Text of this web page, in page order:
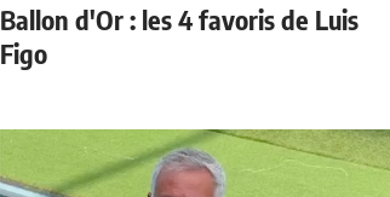
Ballon d'Or : les 4 favoris de Luis
Figo